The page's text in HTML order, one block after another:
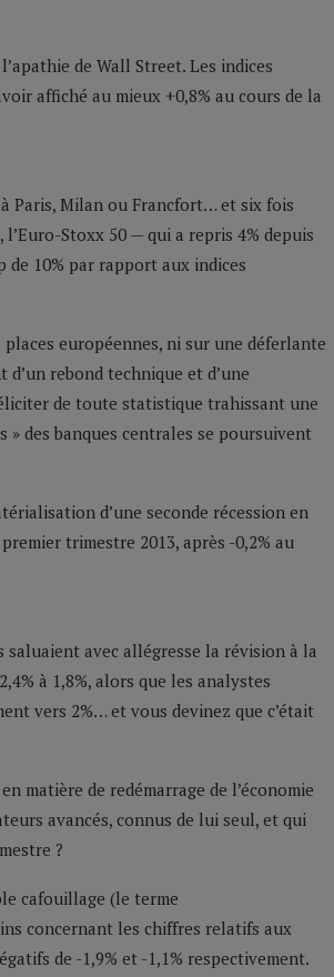
de Wall Street. Les indices
affiché au mieux +0,8% au cours de la
Paris, Milan ou Francfort… et six fois
Stoxx 50 — qui a repris 4% depuis
10% par rapport aux indices
européennes, ni sur une déferlante
rebond technique et d’une
de toute statistique trahissant une
» des banques centrales se poursuivent
d’une seconde récession en
trimestre 2013, après -0,2% au
avec allégresse la révision à la
à 1,8%, alors que les analystes
vers 2%… et vous devinez que c’était
matière de redémarrage de l’économie
avancés, connus de lui seul, et qui
?
cafouillage (le terme
concernant les chiffres relatifs aux
de -1,9% et -1,1% respectivement.